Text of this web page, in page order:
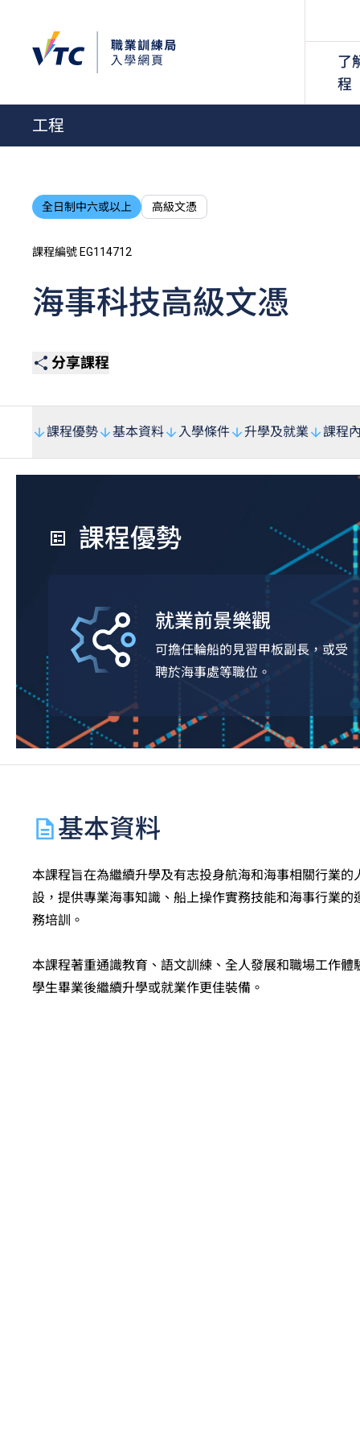
了
程
工程
全日制中六或以上 高級文憑
課程編號 EG114712
海事科技高級文憑
分享課程
課程優勢 基本資料 入學條件 升學及就業 課程
課程優勢
就業前景樂觀
可擔任輪船的見習甲板副長，或受
聘於海事處等職位。
基本資料
本課程旨在為繼續升學及有志投身航海和海事相關行業的
設，提供專業海事知識、船上操作實務技能和海事行業的
務培訓。
本課程著重通識教育、語文訓練、全人發展和職場工作體
學生畢業後繼續升學或就業作更佳裝備。